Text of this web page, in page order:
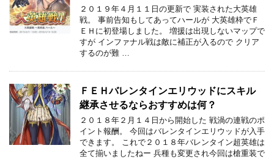
２０１９年４月１１日の更新で 実装された大英雄
戦。 事前告知もしてあってハールが 大英雄枠でＦ
ＥＨに初登場しました。 増援は出現しないマップで
すが インファナル戦は敵に補正が入るので クリア
するのが難 …
ＦＥＨバレンタインエリウッドにスキル
継承させるならおすすめは何？
２０１８年２月１４日から開始した 戦渦の連戦のポ
イント報酬。 今回はバレンタインエリウッドが入手
できます。 これで２０１８年バレンタイン超英雄は
全て揃いましたねー 兵種も変更され今回は槍重装で